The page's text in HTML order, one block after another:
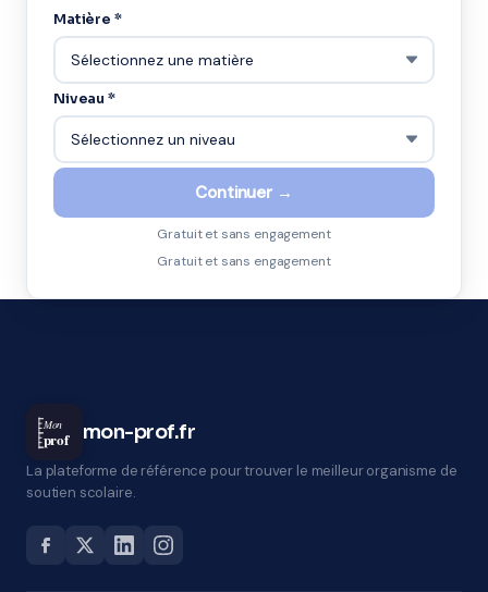
Matière *
Niveau *
Continuer →
Gratuit et sans engagement
Gratuit et sans engagement
Mon
prof mon-prof.fr
La plateforme de référence pour trouver le meilleur organisme de
soutien scolaire.